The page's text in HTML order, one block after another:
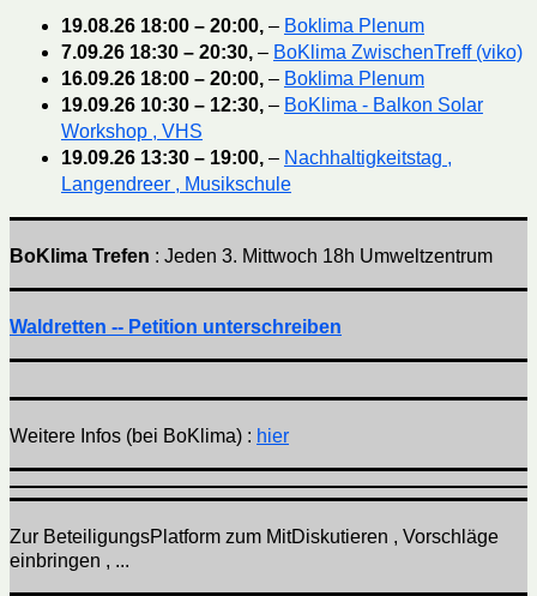
19.08.26 18:00 – 20:00, – Boklima Plenum
7.09.26 18:30 – 20:30, – BoKlima ZwischenTreff (viko)
16.09.26 18:00 – 20:00, – Boklima Plenum
19.09.26 10:30 – 12:30, – BoKlima - Balkon Solar
Workshop , VHS
19.09.26 13:30 – 19:00, – Nachhaltigkeitstag ,
Langendreer , Musikschule
BoKlima Trefen : Jeden 3. Mittwoch 18h Umweltzentrum
Waldretten -- Petition unterschreiben
Weitere Infos (bei BoKlima) : hier
Zur BeteiligungsPlatform zum MitDiskutieren , Vorschläge
einbringen , ...